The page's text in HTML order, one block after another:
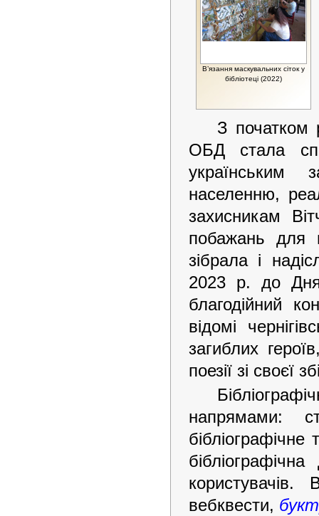
В’язання маскувальних сіток у
бібліотеці (2022)
З початком
ОБД стала
українським
населенню,
захисникам
побажань для
зібрала і
2023 р. до Дня
благодійний
відомі
загиблих
поезії зі своєї
напрямами:
користувачів.
вебквести,